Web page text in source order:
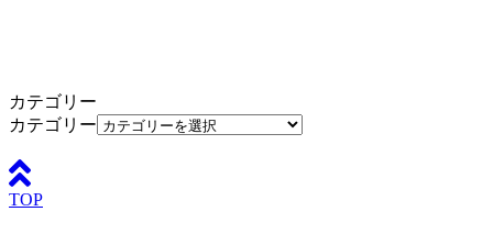
カテゴリー
カテゴリー
TOP